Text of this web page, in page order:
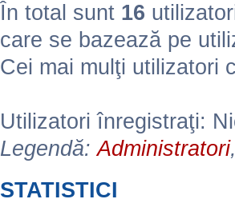
În total sunt 16
care se bazează pe
Cei mai mulţi utilizatori
Utilizatori înregistraţi:
Legendă:Administratori,
STATISTICI